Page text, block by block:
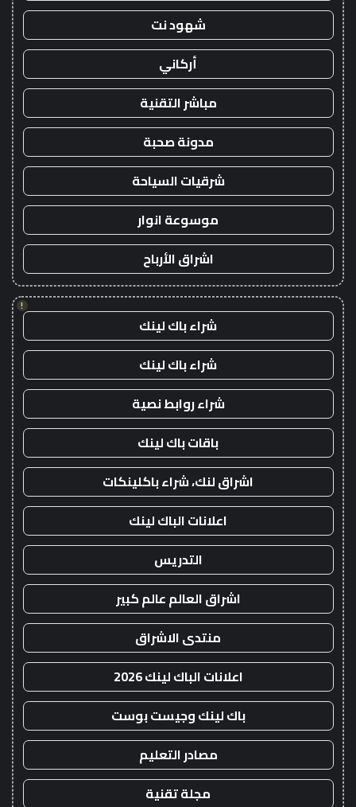
شهود نت
أركاني
مباشر التقنية
مدونة صحبة
شرقيات السياحة
موسوعة انوار
اشراق الأرباح
!
شراء باك لينك
شراء باك لينك
شراء روابط نصية
باقات باك لينك
اشراق لنك، شراء باكلينكات
اعلانات الباك لينك
التدريس
اشراق العالم عالم كبير
منتدى الاشراق
اعلانات الباك لينك 2026
باك لينك وجيست بوست
مصادر التعليم
مجلة تقنية